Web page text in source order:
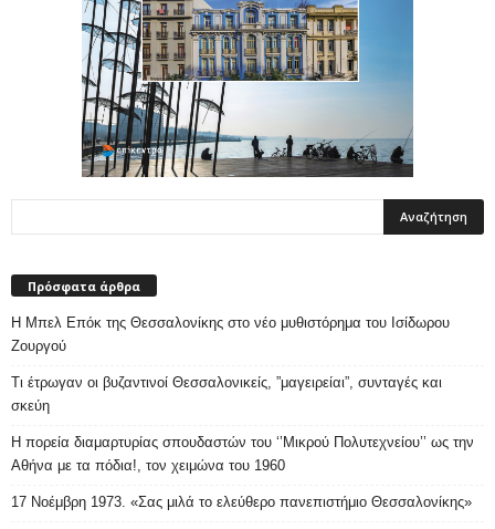
Πρόσφατα άρθρα
Η Μπελ Επόκ της Θεσσαλονίκης στο νέο μυθιστόρημα του Ισίδωρου
Ζουργού
Τι έτρωγαν οι βυζαντινοί Θεσσαλονικείς, ”μαγειρείαι”, συνταγές και
σκεύη
Η πορεία διαμαρτυρίας σπουδαστών του ‘’Μικρού Πολυτεχνείου’’ ως την
Αθήνα με τα πόδια!, τον χειμώνα του 1960
17 Νοέμβρη 1973. «Σας μιλά το ελεύθερο πανεπιστήμιο Θεσσαλονίκης»